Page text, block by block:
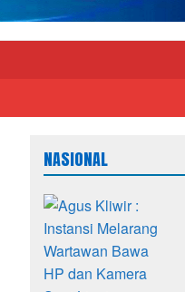
NASIONAL